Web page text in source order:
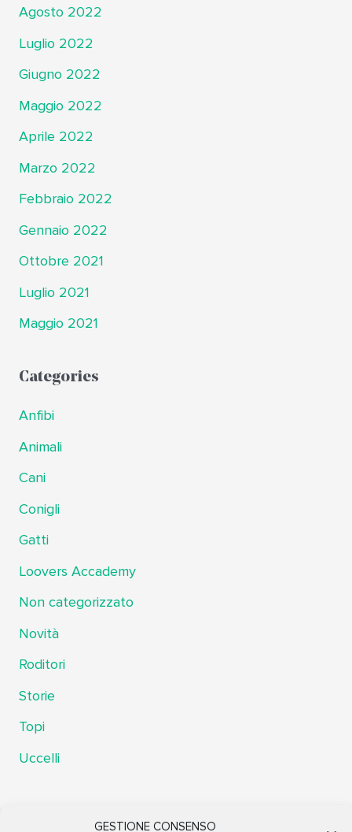
GESTIONE CONSENSO
Agosto 2022
Luglio 2022
Giugno 2022
Maggio 2022
Aprile 2022
Marzo 2022
Febbraio 2022
Gennaio 2022
Ottobre 2021
Luglio 2021
Maggio 2021
Categories
Anfibi
Animali
Cani
Conigli
Gatti
Loovers Accademy
Non categorizzato
Novità
Roditori
Storie
Topi
Uccelli